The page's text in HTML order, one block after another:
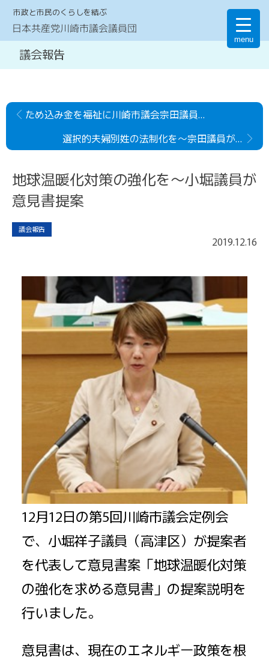
menu
市政と市民のくらしを結ぶ
日本共産党川崎市議会議員団
議会報告
ため込み金を福祉に川崎市議会宗田議員が代表質問
選択的夫婦別姓の法制化を～宗田議員が意見書提案
地球温暖化対策の強化を～小堀議員が
意見書提案
議会報告
2019.12.16
12月12日の第5回川崎市議会定例会
で、小堀祥子議員（高津区）が提案者
を代表して意見書案「地球温暖化対策
の強化を求める意見書」の提案説明を
行いました。
意見書は、現在のエネルギー政策を根